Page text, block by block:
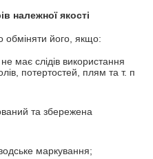
належної якості
обміняти його, якщо:
має слідів використання
потертостей, плям та т. п
та збережена
маркування;